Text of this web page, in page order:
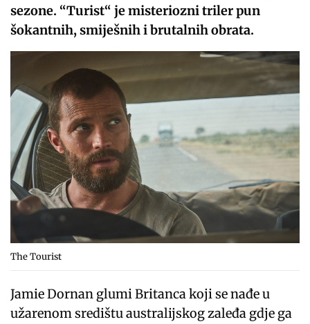
sezone. “Turist“ je misteriozni triler pun
šokantnih, smiješnih i brutalnih obrata.
The Tourist
Jamie Dornan glumi Britanca koji se nađe u
užarenom središtu australijskog zaleđa gdje ga